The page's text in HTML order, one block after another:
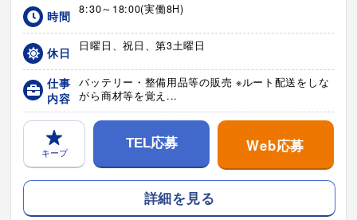
時間 8:30～18:00(実働8H)
休日 日曜日、祝日、第3土曜日
仕事
内容
バッテリー・整備用品等の販売 ※ルート配送をしな
がら商材等を覚え...
キープ
TEL応募 Web応募
詳細を見る